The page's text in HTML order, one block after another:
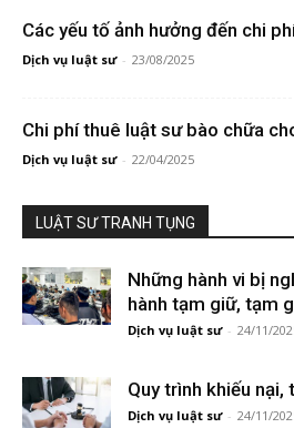
Các yếu tố ảnh hưởng đến chi
Dịch vụ luật sư - 23/08/2025
Chi phí thuê luật sư bào chữa
Dịch vụ luật sư - 22/04/2025
LUẬT SƯ TRANH TỤNG
Những hành vi bị
hành tạm giữ, tạm
Dịch vụ luật sư - 24/11/
Quy trình khiếu nại,
Dịch vụ luật sư - 24/11/